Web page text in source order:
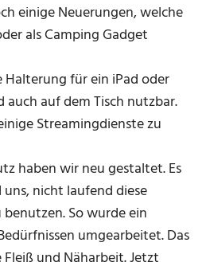
einige Neuerungen, welche
als Camping Gadget
Halterung für ein iPad oder
auf dem Tisch nutzbar.
Streamingdienste zu
haben wir neu gestaltet. Es
nicht laufend diese
So wurde ein
umgearbeitet. Das